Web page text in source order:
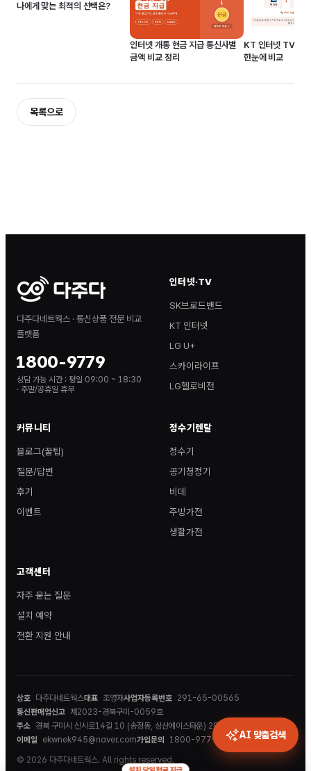
나에게 맞는 최적의 선택은?
인터넷 개통 현금 지급 통신사별
금액 비교 정리
KT 인터넷 TV 사
한눈에 비교
목록으로
다주다네트웍스 · 통신상품 전문 비교
플랫폼
1800-9779
상담 가능 시간 : 평일 09:00 ~ 18:30
· 주말/공휴일 휴무
인터넷·TV
SK브로드밴드
KT 인터넷
LG U+
스카이라이프
LG헬로비전
커뮤니티
블로그(꿀팁)
질문/답변
후기
이벤트
정수기렌탈
정수기
공기청정기
비데
주방가전
생활가전
고객센터
자주 묻는 질문
설치 예약
전환 지원 안내
상호 다주다네트웍스대표 조영재사업자등록번호 291-65-00565
통신판매업신고 제2023-경북구미-0059호
주소 경북 구미시 신시로14길 10 (송정동, 상산에이스타운) 202호
이메일
ekwnek945@naver.com가입문의 1800-9779
© 2026 다주다네트웍스. All rights reserved.
AI 맞춤검색